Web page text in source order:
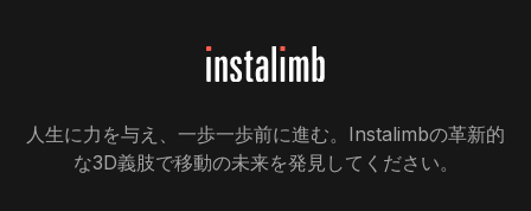
人生に力を与え、一歩一歩前に進む。Instalimbの革新的
な3D義肢で移動の未来を発見してください。